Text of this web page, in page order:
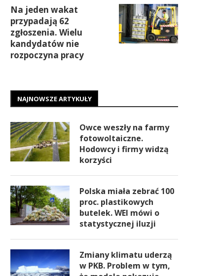
Na jeden wakat
przypadają 62
zgłoszenia. Wielu
kandydatów nie
rozpoczyna pracy
NAJNOWSZE ARTYKUŁY
Owce weszły na farmy
fotowoltaiczne.
Hodowcy i firmy widzą
korzyści
Polska miała zebrać 100
proc. plastikowych
butelek. WEI mówi o
statystycznej iluzji
Zmiany klimatu uderzą
w PKB. Problem w tym,